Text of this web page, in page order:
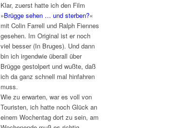
Klar, zuerst hatte ich den Film
»Brügge sehen … und sterben?«
mit Colin Farrell und Ralph Fiennes
gesehen. Im Original ist er noch
viel besser (In Bruges). Und dann
bin ich irgendwie überall über
Brügge gestolpert und wußte, daß
ich da ganz schnell mal hinfahren
muss.
Wie zu erwarten, war es voll von
Touristen, ich hatte noch Glück an
einem Wochentag dort zu sein, am